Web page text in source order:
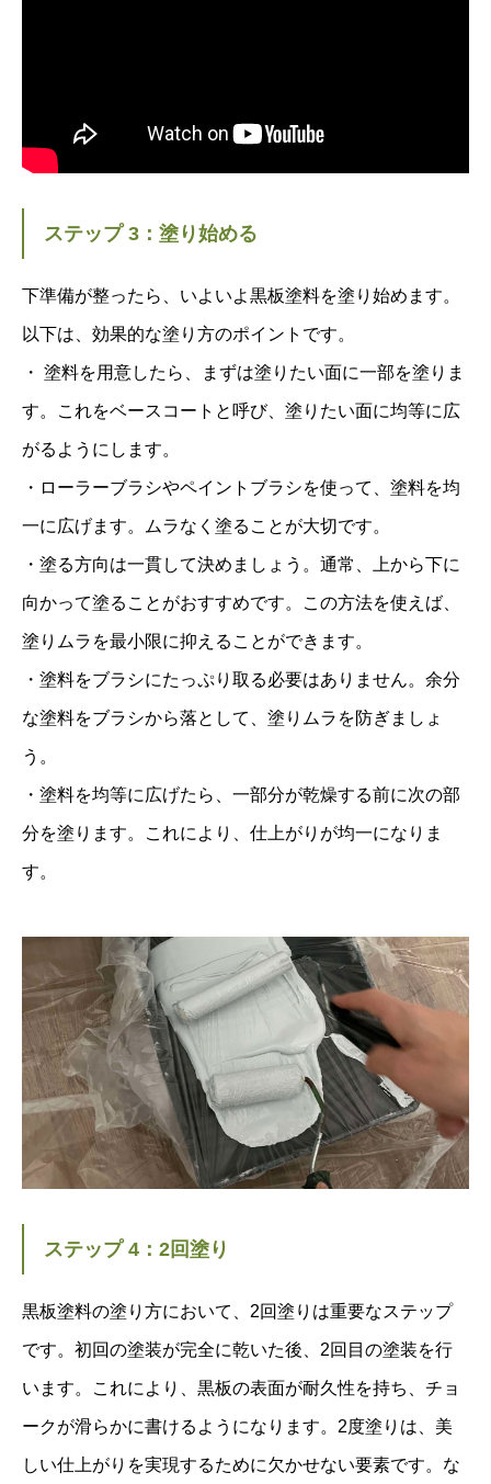
ステップ 3：塗り始める
下準備が整ったら、いよいよ黒板塗料を塗り始めます。
以下は、効果的な塗り方のポイントです。
・ 塗料を用意したら、まずは塗りたい面に一部を塗りま
す。これをベースコートと呼び、塗りたい面に均等に広
がるようにします。
・ローラーブラシやペイントブラシを使って、塗料を均
一に広げます。ムラなく塗ることが大切です。
・塗る方向は一貫して決めましょう。通常、上から下に
向かって塗ることがおすすめです。この方法を使えば、
塗りムラを最小限に抑えることができます。
・塗料をブラシにたっぷり取る必要はありません。余分
な塗料をブラシから落として、塗りムラを防ぎましょ
う。
・塗料を均等に広げたら、一部分が乾燥する前に次の部
分を塗ります。これにより、仕上がりが均一になりま
す。
ステップ 4：2回塗り
黒板塗料の塗り方において、2回塗りは重要なステップ
です。初回の塗装が完全に乾いた後、2回目の塗装を行
います。これにより、黒板の表面が耐久性を持ち、チョ
ークが滑らかに書けるようになります。2度塗りは、美
しい仕上がりを実現するために欠かせない要素です。な